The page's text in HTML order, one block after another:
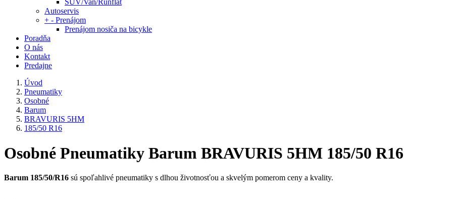
SUV/Van/Runflat
Autoservis
+ - Prenájom
Prenájom nosiča na bicykle
Poradňa
O nás
Kontakt
Predajne
Úvod
Pneumatiky
Osobné
Barum
BRAVURIS 5HM
185/50 R16
Osobné Pneumatiky Barum BRAVURIS 5HM 185/50 R16
Barum 185/50/R16 sú spoľahlivé pneumatiky s dlhou životnosťou a skvelým pomerom ceny a kvality.